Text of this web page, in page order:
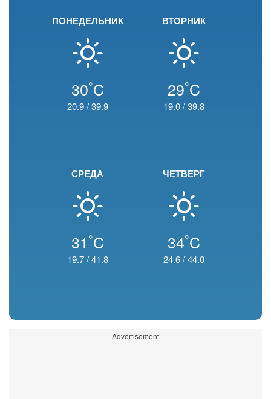
ПОНЕДЕЛЬНИК
30°C
20.9/39.9
ВТОРНИК
29°C
19.0/39.8
СРЕДА
31 °C
19.7/41.8
ЧЕТВЕРГ
34°C
24.6/44.0
Advertisement